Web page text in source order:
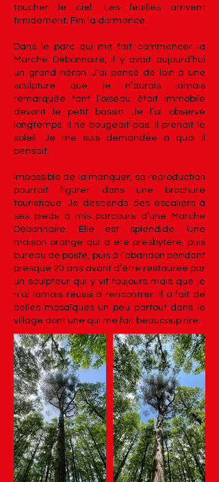
toucher le ciel. Les feuilles arrivent
timidement. Fini la dormance.
Dans le parc qui me fait commencer la
Marche Débonnaire, il y avait aujourd’hui
un grand héron. J’ai pensé de loin à une
sculpture que je n’aurais jamais
remarquée tant l’oiseau était immobile
devant le petit bassin. Je l’ai observé
longtemps. Il ne bougeait pas. Il prenait le
soleil. Je me suis demandée à quoi il
pensait.
Impossible de la manquer, sa reproduction
pourrait figurer dans une brochure
touristique. Je descends des escaliers à
ses pieds à mis parcours d’une Marche
Débonnaire. Elle est splendide. Une
maison orange qui a été presbytère, puis
bureau de poste, puis à l’abandon pendant
presque 20 ans avant d’être restaurée par
un sculpteur qui y vit toujours mais que je
n’ai jamais réussi à rencontrer. Il a fait de
belles mosaïques un peu partout dans le
village dont une qui me fait beaucoup rire.